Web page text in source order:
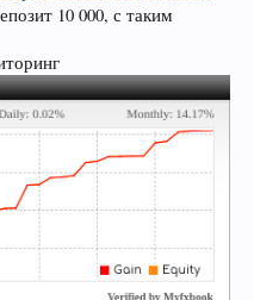
10 000, с таким